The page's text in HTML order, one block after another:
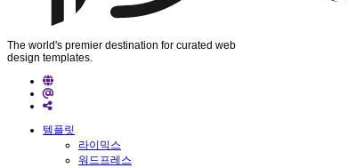
The world's premier destination for curated web
design templates.
템플릿
라이믹스
워드프레스